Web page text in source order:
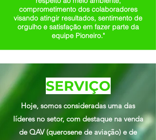
comprometimento dos colaboradores
visando atingir resultados, sentimento de
orgulho e satisfação em fazer parte da
equipe Pioneiro."
SERVIÇO
Hoje, somos consideradas uma das
líderes no setor, com destaque na venda
de QAV (querosene de aviação) e de